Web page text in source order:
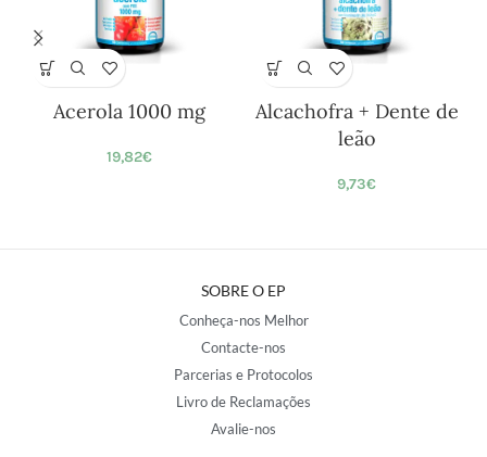
Acerola 1000 mg
19,82€
Alcachofra + Dente de
leão
9,73€
SOBRE O EP
Conheça-nos Melhor
Contacte-nos
Parcerias e Protocolos
Livro de Reclamações
Avalie-nos